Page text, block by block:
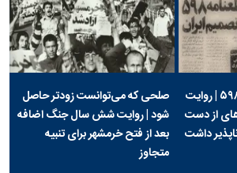
ایران و طلسم قطعنامه ۵۹۸ | روایت
از دست
داشت
صلحی که می‌توانست زودتر حاصل
شود | روایت شش سال جنگ اضافه
بعد از فتح خرمشهر برای تنبیه
متجاوز